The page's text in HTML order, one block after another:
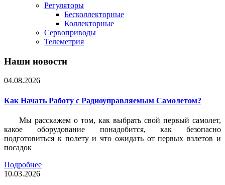
Регуляторы
Бесколлекторные
Коллекторные
Сервоприводы
Телеметрия
Наши новости
04.08.2026
Как Начать Работу с Радиоуправляемым Самолетом?
Мы расскажем о том, как выбрать свой первый самолет,
какое оборудование понадобится, как безопасно
подготовиться к полету и что ожидать от первых взлетов и
посадок
Подробнее
10.03.2026